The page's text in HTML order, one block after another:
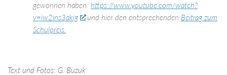
gewonnen haben: https://www.youtube.com/watch?
v=iw2ins3akig
und hier den entsprechenden Beitrag zum
Schulpreis.
Text und Fotos: G. Buzuk